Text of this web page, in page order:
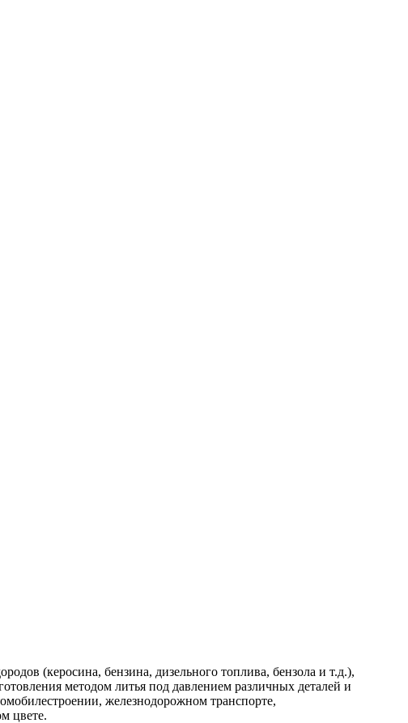
(керосина, бензина, дизельного топлива, бензола и т.д.),
методом литья под давлением различных деталей и
железнодорожном транспорте,
цвете.